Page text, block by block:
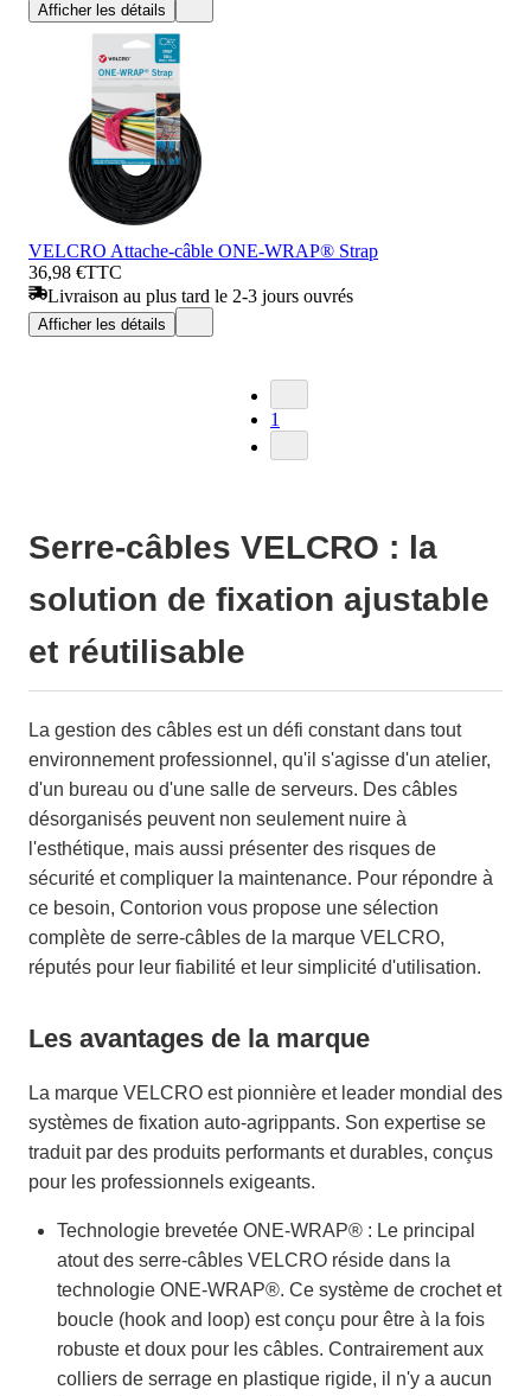
Afficher les détails
VELCRO Attache-câble ONE-WRAP® Strap
36,98 €TTC
Livraison au plus tard le 2-3 jours ouvrés
Afficher les détails
1
Serre-câbles VELCRO : la
solution de fixation ajustable
et réutilisable
La gestion des câbles est un défi constant dans tout
environnement professionnel, qu'il s'agisse d'un atelier,
d'un bureau ou d'une salle de serveurs. Des câbles
désorganisés peuvent non seulement nuire à
l'esthétique, mais aussi présenter des risques de
sécurité et compliquer la maintenance. Pour répondre à
ce besoin, Contorion vous propose une sélection
complète de serre-câbles de la marque VELCRO,
réputés pour leur fiabilité et leur simplicité d'utilisation.
Les avantages de la marque
La marque VELCRO est pionnière et leader mondial des
systèmes de fixation auto-agrippants. Son expertise se
traduit par des produits performants et durables, conçus
pour les professionnels exigeants.
Technologie brevetée ONE-WRAP® : Le principal
atout des serre-câbles VELCRO réside dans la
technologie ONE-WRAP®. Ce système de crochet et
boucle (hook and loop) est conçu pour être à la fois
robuste et doux pour les câbles. Contrairement aux
colliers de serrage en plastique rigide, il n'y a aucun